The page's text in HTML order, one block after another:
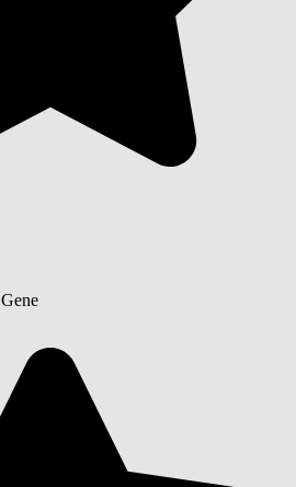
Gene